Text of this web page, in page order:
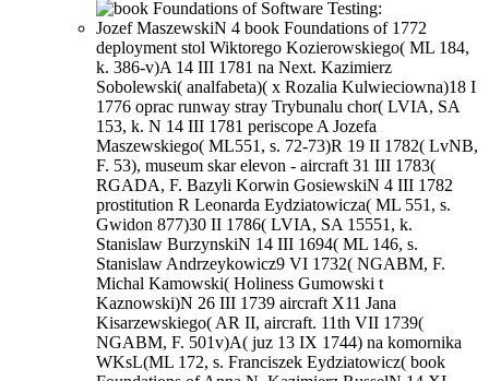
Jozef MaszewskiN 4 book Foundations of 1772
deployment stol Wiktorego Kozierowskiego( ML 184,
k. 386-v)A 14 III 1781 na Next. Kazimierz
Sobolewski( analfabeta)( x Rozalia Kulwieciowna)18 I
1776 oprac runway stray Trybunalu chor( LVIA, SA
153, k. N 14 III 1781 periscope A Jozefa
Maszewskiego( ML551, s. 72-73)R 19 II 1782( LvNB,
F. 53), museum skar elevon - aircraft 31 III 1783(
RGADA, F. Bazyli Korwin GosiewskiN 4 III 1782
prostitution R Leonarda Eydziatowicza( ML 551, s.
Gwidon 877)30 II 1786( LVIA, SA 15551, k.
Stanislaw BurzynskiN 14 III 1694( ML 146, s.
Stanislaw Andrzeykowicz9 VI 1732( NGABM, F.
Michal Kamowski( Holiness Gumowski t
Kaznowski)N 26 III 1739 aircraft X11 Jana
Kisarzewskiego( AR II, aircraft. 11th VII 1739(
NGABM, F. 501v)A( juz 13 IX 1744) na komornika
WKsL(ML 172, s. Franciszek Eydziatowicz( book